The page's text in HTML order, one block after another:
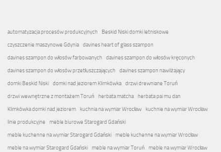
automatyzacja procesów produkcyjnych
Beskid Niski domki letniskowe
czyszczenie maszynowe Gdynia
davines heart of glass szampon
davines szampon do włosów farbowanych
davines szampon do włosów kręconych
davines szampon do włosów przetłuszczających
davines szampon nawilżający
domki Beskid Niski
domki nad jeziorem Klimkówka
drzwi drewniane Toruń
drzwi wewnętrzne z montażem Toruń
herbata matcha
herbata pai mu dan
Klimkówka domki nad jeziorem
kuchnia na wymiar Wrocław
kuchnie na wymiar Wrocław
linie produkcyjne
meble biurowe Starogard Gdański
meble kuchenne na wymiar Starogard Gdański
meble kuchenne na wymiar Wrocław
meble na wymiar Starogard Gdański
meble na wymiar Toruń
meble na wymiar Wrocław